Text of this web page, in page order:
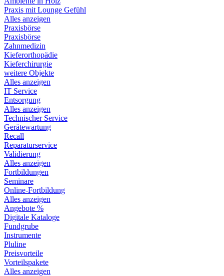
Praxis mit Lounge Gefühl
Alles anzeigen
Praxisbörse
Praxisbörse
Zahnmedizin
Kieferorthopädie
Kieferchirurgie
weitere Objekte
Alles anzeigen
IT Service
Entsorgung
Alles anzeigen
Technischer Service
Gerätewartung
Recall
Reparaturservice
Validierung
Alles anzeigen
Fortbildungen
Seminare
Online-Fortbildung
Alles anzeigen
Angebote %
Digitale Kataloge
Fundgrube
Instrumente
Pluline
Preisvorteile
Vorteilspakete
Alles anzeigen